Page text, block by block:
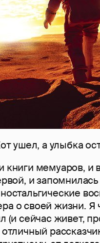
ушел, а улыбка
книги мемуаров, и
и
о своей жизни. Я
(и сейчас живет,